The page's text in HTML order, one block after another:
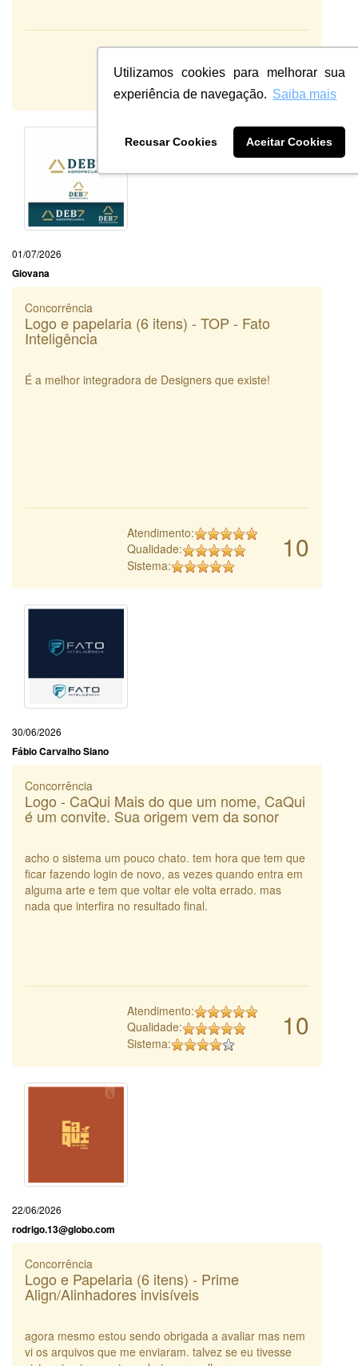
Utilizamos cookies para melhorar sua
experiência de navegação. Saiba mais
Recusar Cookies Aceitar Cookies
10
Qualidade:
Sistema:
01/07/2026
Giovana
Concorrência
Logo e papelaria (6 itens) - TOP - Fato
Inteligência
É a melhor integradora de Designers que existe!
10
Atendimento:
Qualidade:
Sistema:
30/06/2026
Fábio Carvalho Siano
Concorrência
Logo - CaQui Mais do que um nome, CaQui
é um convite. Sua origem vem da sonor
acho o sistema um pouco chato. tem hora que tem que
ficar fazendo login de novo, as vezes quando entra em
alguma arte e tem que voltar ele volta errado. mas
nada que interfira no resultado final.
10
Atendimento:
Qualidade:
Sistema:
22/06/2026
rodrigo.13@globo.com
Concorrência
Logo e Papelaria (6 itens) - Prime
Align/Alinhadores invisíveis
agora mesmo estou sendo obrigada a avaliar mas nem
vi os arquivos que me enviaram. talvez se eu tivesse